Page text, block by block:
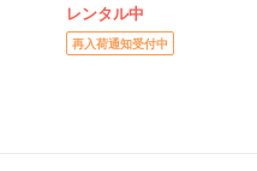
レンタル中
再入荷通知受付中